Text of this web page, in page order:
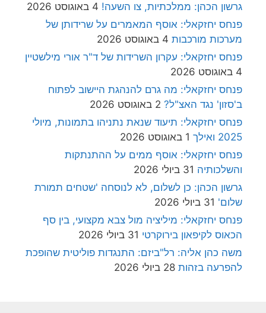
גרשון הכהן: ממלכתיות, צו השעה! 4 באוגוסט 2026
פנחס יחזקאלי: אוסף המאמרים על שרידותן של
מערכות מורכבות 4 באוגוסט 2026
פנחס יחזקאלי: עקרון השרידות של ד"ר אורי מילשטיין
4 באוגוסט 2026
פנחס יחזקאלי: מה גרם להנהגת היישוב לפתוח
ב'סזון' נגד האצ"ל? 2 באוגוסט 2026
פנחס יחזקאלי: תיעוד שנאת נתניהו בתמונות, מיולי
2025 ואילך
1 באוגוסט 2026
פנחס יחזקאלי: אוסף ממים על ההתנתקות
והשלכותיה 31 ביולי 2026
גרשון הכהן: כן לשלום, לא לנוסחה 'שטחים תמורת
שלום' 31 ביולי 2026
פנחס יחזקאלי: מיליציה מול צבא מקצועי, בין סף
הכאוס לקיפאון בירוקרטי 31 ביולי 2026
משה כהן אליה: רל"ביזם: התנגדות פוליטית שהופכת
להפרעה בזהות 28 ביולי 2026